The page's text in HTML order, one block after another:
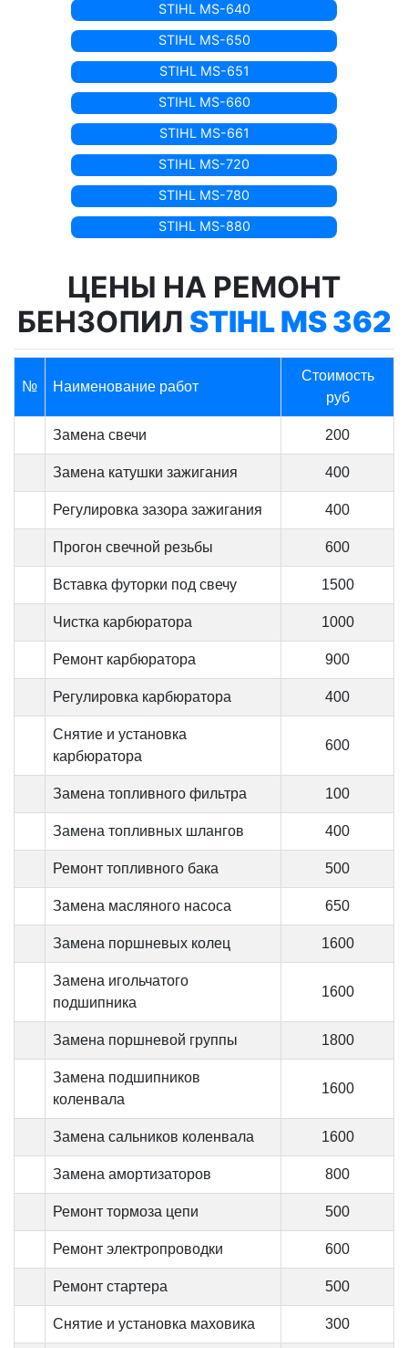
STIHL MS-640
STIHL MS-650
STIHL MS-651
STIHL MS-660
STIHL MS-661
STIHL MS-720
STIHL MS-780
STIHL MS-880
ЦЕНЫ НА РЕМОНТ
БЕНЗОПИЛ STIHL MS 362
№ Наименование работ
Стоимость
руб
Замена свечи 200
Замена катушки зажигания 400
Регулировка зазора зажигания 400
Прогон свечной резьбы 600
Вставка футорки под свечу 1500
Чистка карбюратора 1000
Ремонт карбюратора 900
Регулировка карбюратора 400
Снятие и установка
карбюратора
600
Замена топливного фильтра 100
Замена топливных шлангов 400
Ремонт топливного бака 500
Замена масляного насоса 650
Замена поршневых колец 1600
Замена игольчатого
подшипника
1600
Замена поршневой группы 1800
Замена подшипников
коленвала
1600
Замена сальников коленвала 1600
Замена амортизаторов 800
Ремонт тормоза цепи 500
Ремонт электропроводки 600
Ремонт стартера 500
Снятие и установка маховика 300